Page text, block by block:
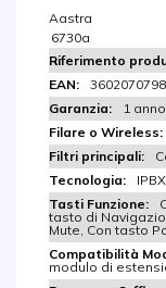
Aastra
6730a
1 anno
IPBX
tasto di
Mute, Con tasto
modulo di